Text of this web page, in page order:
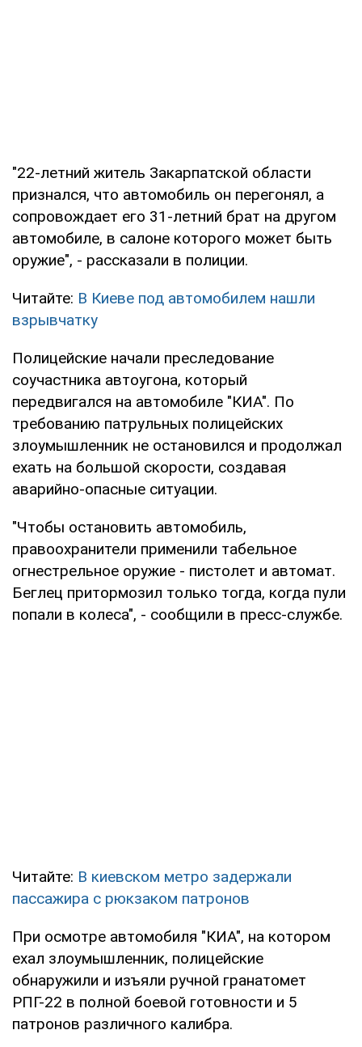
"22-летний житель Закарпатской области
признался, что автомобиль он перегонял, а
сопровождает его 31-летний брат на другом
автомобиле, в салоне которого может быть
оружие", - рассказали в полиции.
Читайте: В Киеве под автомобилем нашли
взрывчатку
Полицейские начали преследование
соучастника автоугона, который
передвигался на автомобиле "КИА". По
требованию патрульных полицейских
злоумышленник не остановился и продолжал
ехать на большой скорости, создавая
аварийно-опасные ситуации.
"Чтобы остановить автомобиль,
правоохранители применили табельное
огнестрельное оружие - пистолет и автомат.
Беглец притормозил только тогда, когда пули
попали в колеса", - сообщили в пресс-службе.
Читайте: В киевском метро задержали
пассажира с рюкзаком патронов
При осмотре автомобиля "КИА", на котором
ехал злоумышленник, полицейские
обнаружили и изъяли ручной гранатомет
РПГ-22 в полной боевой готовности и 5
патронов различного калибра.